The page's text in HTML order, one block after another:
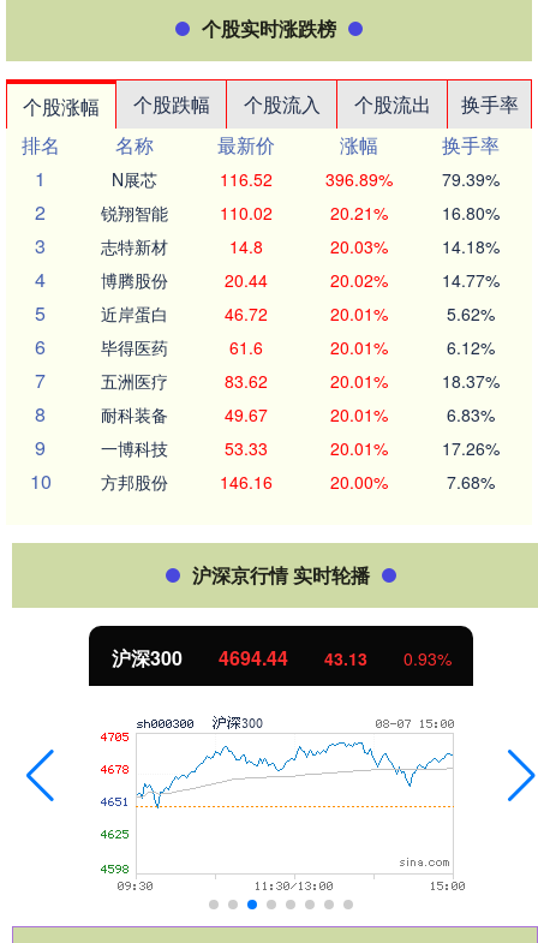
个股实时涨跌榜
个股涨幅 个股跌幅 个股流入 个股流出
换手率
排名
名称 最新价 涨幅
换手率
1
N展芯 116.52 396.89% 79.39%
2 锐翔智能 110.02 20.21% 16.80%
3 志特新材 14.8 20.03% 14.18%
4 博腾股份 20.44 20.02% 14.77%
5 近岸蛋白 46.72 20.01% 5.62%
6 毕得医药 61.6 20.01% 6.12%
7 五洲医疗 83.62 20.01% 18.37%
8 耐科装备 49.67 20.01% 6.83%
9 一博科技 53.33 20.01% 17.26%
10 方邦股份 146.16 20.00% 7.68%
沪深京行情 实时轮播
43.13 0.93%